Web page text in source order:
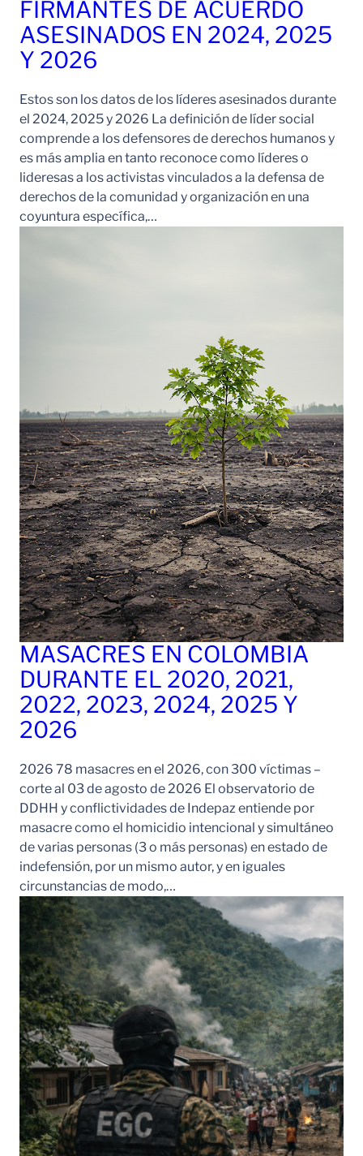
FIRMANTES DE ACUERDO
ASESINADOS EN 2024, 2025
Y 2026
Estos son los datos de los líderes asesinados durante
el 2024, 2025 y 2026 La definición de líder social
comprende a los defensores de derechos humanos y
es más amplia en tanto reconoce como líderes o
lideresas a los activistas vinculados a la defensa de
derechos de la comunidad y organización en una
coyuntura específica,…
MASACRES EN COLOMBIA
DURANTE EL 2020, 2021,
2022, 2023, 2024, 2025 Y
2026
2026 78 masacres en el 2026, con 300 víctimas –
corte al 03 de agosto de 2026 El observatorio de
DDHH y conflictividades de Indepaz entiende por
masacre como el homicidio intencional y simultáneo
de varias personas (3 o más personas) en estado de
indefensión, por un mismo autor, y en iguales
circunstancias de modo,…